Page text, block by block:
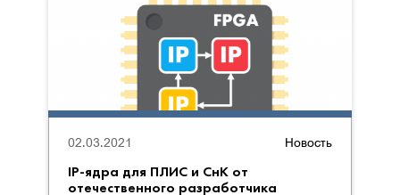
Новость
IP-ядра для ПЛИС и СнК от
отечественного разработчика
02.03.2021